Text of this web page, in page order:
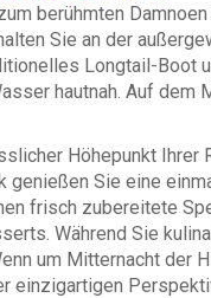
berühmten
Sie an der
Longtail-Boot
hautnah. Auf
Höhepunkt
genießen Sie eine
frisch zubereitete
Während Sie
um Mitternacht der
einzigartigen